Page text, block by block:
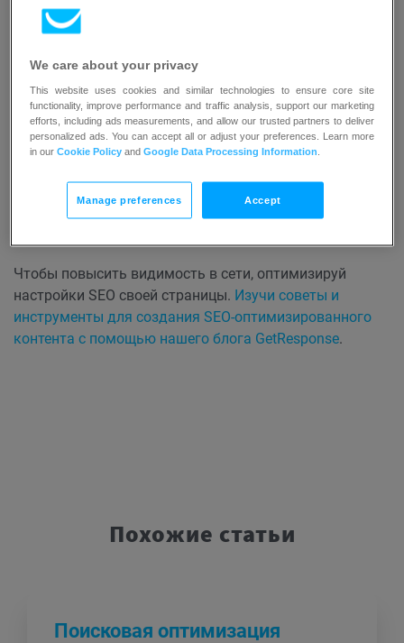
инструментом для навигации по огромному
количеству информации, доступной в Интернете. Они
находить ответы на свои вопросы, открывать для себя
новые сайты, исследовать интересующие темы и
получать доступ к широкому спектру цифрового
контента. Кроме того, поисковые системы часто
предлагают дополнительные функции, такие как
поиск по изображениям, поиск новостей, карты и
специализированные опции поиска, чтобы еще больше
Чтобы повысить видимость в сети, оптимизируй
настройки SEO своей страницы. Изучи советы и
инструменты для создания SEO-оптимизированного
контента с помощью нашего блога GetResponse.
Похожие статьи
Поисковая оптимизация
We care about your privacy
This website uses cookies and similar technologies to ensure core site
functionality, improve performance and traffic analysis, support our marketing
efforts, including ads measurements, and allow our trusted partners to deliver
personalized ads. You can accept all or adjust your preferences. Learn more
in ourCookie Policy andGoogle Data Processing Information
Manage preferences Accept